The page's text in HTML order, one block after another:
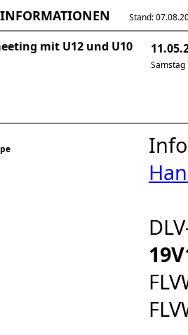
Stand:
mit U12 und U10
Samstag